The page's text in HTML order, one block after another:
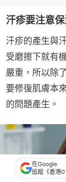
汗疹要注意保
汗疹的產生與
受磨擦下就有
嚴重，所以除
要修復肌膚本
的問題產生。
在Google
追蹤《香港